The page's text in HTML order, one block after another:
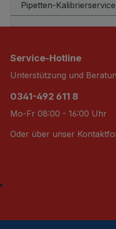
Pipetten-Kalibrierservice
Service-Hotline
Unterstützung und
0341-492 611 8
Mo-Fr 08:00 - 16:00 Uhr
Oder über unser